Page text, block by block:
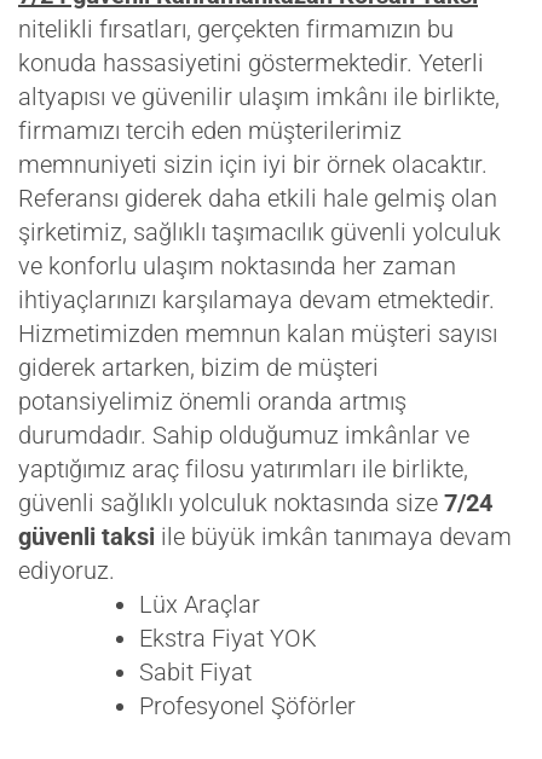
nitelikli fırsatları, gerçekten firmamızın bu
konuda hassasiyetini göstermektedir. Yeterli
altyapısı ve güvenilir ulaşım imkânı ile birlikte,
firmamızı tercih eden müşterilerimiz
memnuniyeti sizin için iyi bir örnek olacaktır.
Referansı giderek daha etkili hale gelmiş olan
şirketimiz, sağlıklı taşımacılık güvenli yolculuk
ve konforlu ulaşım noktasında her zaman
ihtiyaçlarınızı karşılamaya devam etmektedir.
Hizmetimizden memnun kalan müşteri sayısı
giderek artarken, bizim de müşteri
potansiyelimiz önemli oranda artmış
durumdadır. Sahip olduğumuz imkânlar ve
yaptığımız araç filosu yatırımları ile birlikte,
güvenli sağlıklı yolculuk noktasında size 7/24
güvenli taksi ile büyük imkân tanımaya devam
ediyoruz.
Lüx Araçlar
Ekstra Fiyat YOK
Sabit Fiyat
Profesyonel Şöförler